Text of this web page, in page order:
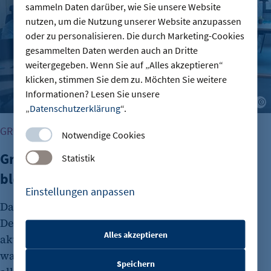
sammeln Daten darüber, wie Sie unsere Website
nutzen, um die Nutzung unserer Website anzupassen
oder zu personalisieren. Die durch Marketing-Cookies
gesammelten Daten werden auch an Dritte
weitergegeben. Wenn Sie auf „Alles akzeptieren“
klicken, stimmen Sie dem zu. Möchten Sie weitere
Informationen? Lesen Sie unsere
„Datenschutzerklärung“.
Notwendige Cookies
Statistik
Einstellungen anpassen
etracker Sitzungs-Cookie
Alles akzeptieren
Speichern
GRÜNDUNG
Gründungszahlen steigen, Bürokratie
bleibt größte Hürde
Das Interesse an Unternehmensgründungen in
Deutschland nimmt wieder zu. Dies zeigt der
aktuelle DIHK-Gründungsreport. Viele Menschen
wagen den Schritt in die Selbstständigkeit